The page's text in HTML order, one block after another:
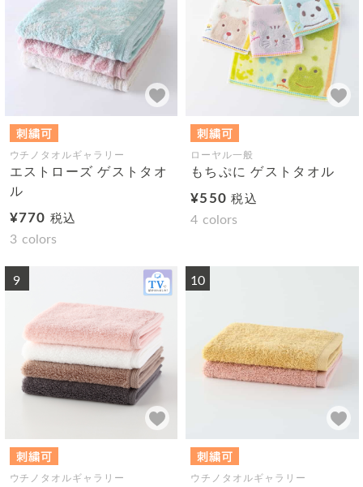
ウチノタオルギャラリー
エストローズ ゲストタオ
ル
¥770 税込
3 colors
ローヤル一般
もちぷに ゲストタオル
¥550税込
4 colors
9
ウチノタオルギャラリー
10
ウチノタオルギャラリー